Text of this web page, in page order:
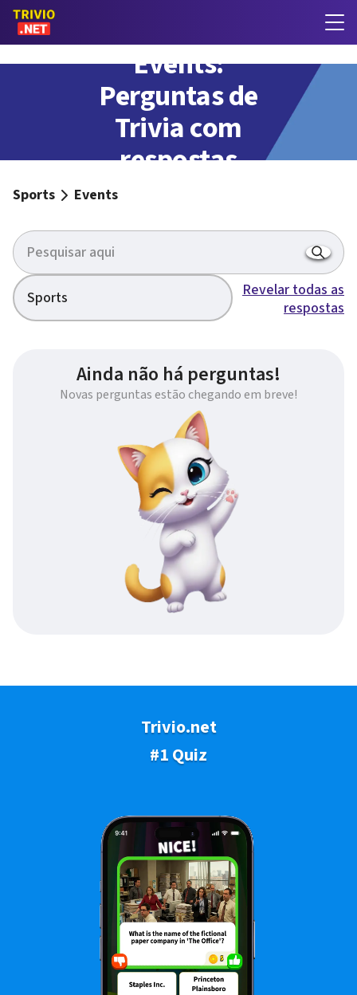
Events:
Perguntas de
Trivia com
respostas
Sports Events
Sports
Revelar todas as
respostas
Ainda não há perguntas!
Novas perguntas estão chegando em breve!
Trivio.net
#1 Quiz